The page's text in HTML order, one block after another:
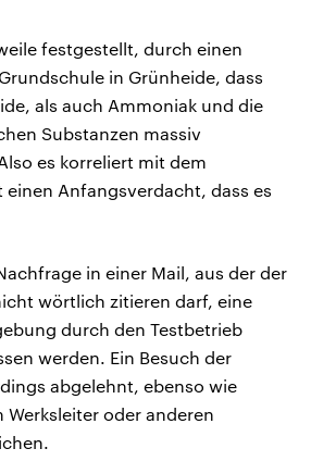
festgestellt, durch einen
in Grünheide, dass
als auch Ammoniak und die
Substanzen massiv
es korreliert mit dem
einen Anfangsverdacht, dass es
in einer Mail, aus der der
wörtlich zitieren darf, eine
durch den Testbetrieb
werden. Ein Besuch der
abgelehnt, ebenso wie
oder anderen